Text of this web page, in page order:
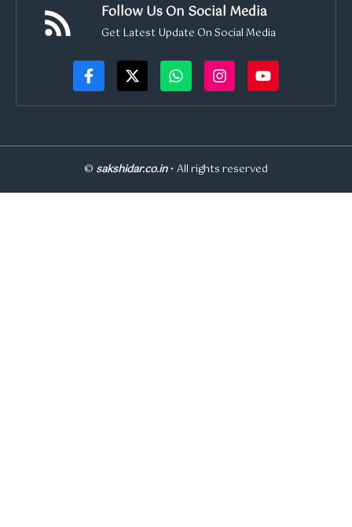
Follow Us On Social Media
Get Latest Update On Social Media
© sakshidar.co.in• All rights reserved